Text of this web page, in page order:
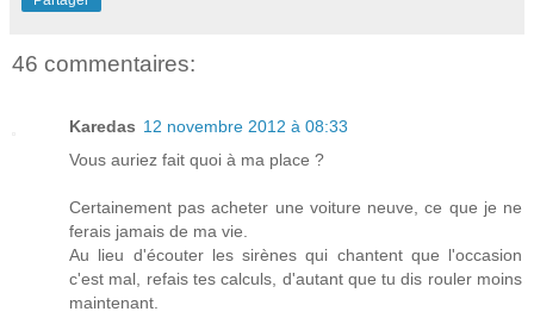
46 commentaires:
Karedas 12 novembre 2012 à 08:33
Vous auriez fait quoi à ma place ?
Certainement pas acheter une voiture neuve, ce que je ne
ferais jamais de ma vie.
Au lieu d'écouter les sirènes qui chantent que l'occasion
c'est mal, refais tes calculs, d'autant que tu dis rouler moins
maintenant.